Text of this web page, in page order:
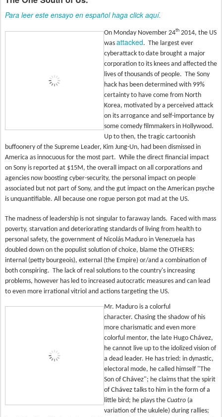
Para leer este ensayo en español haga click aquí.
On Monday November 24th 2014, the US
was attacked. The largest ever
cyberattack to date brought a major
corporation to its knees and affected the
lives of thousands of people. The Sony
hack has been determined with 99%
certainty to have come from North
Korea, motivated by a perceived attack
on its arrogance and self-importance by
some comedy filmmakers in Hollywood.
Up to then, the tragic cartoonish
buffoonery of the Supreme Leader, Kim Jung-Un, had been dismissed in
America as innocuous for the most part. While the direct financial impact
on Sony is reported at $15M, the overall impact on all corporations and
agencies now boosting cyber-security, the personal impact on people
associated but not part of Sony, and the gut impact on the American psyche
is unquantifiable. All because one rogue person got mad at the US.
The madness of leadership is not singular to faraway lands. Faced with mass
poverty, starvation and deteriorating standards of living from health to
personal safety, the government of Nicol ás Maduro in Venezuela has
doubled down on the populist solution of choice, blame the OTHERS:
internal (petty bourgeois), external (the Empire) or/and a combination of
both conspiring. The lack of real solutions to the country's increasing
problems, however has led to increased autocratic measures and can lead
to even more irrational vitriol and actions targeting the US.
Mr. Maduro is a colorful
character. Chasing the shadow of his
more charismatic and even more
colorful mentor, the late Hugo Chávez,
he cannot live up to the idolized vision of
a dead leader. He has tried: in dynastic,
electoral mode, he called himself "The
Son ofChávez"; he claims that the spirit
ofChávez talks to him in the form of a
little bird; he plays the Cuatro (a
variation of the ukulele) during rallies;